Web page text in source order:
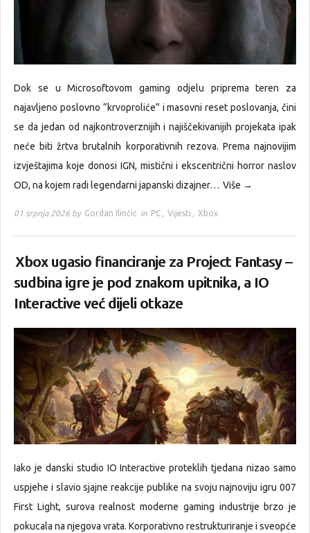
Dok se u Microsoftovom gaming odjelu priprema teren za
najavljeno poslovno “krvoproliće” i masovni reset poslovanja, čini
se da jedan od najkontroverznijih i najiščekivanijih projekata ipak
neće biti žrtva brutalnih korporativnih rezova. Prema najnovijim
izvještajima koje donosi IGN, mistični i ekscentrični horror naslov
OD, na kojem radi legendarni japanski dizajner… Više →
01 srpnja 2026 by Gordan Ilinčić in PC , Vijesti , Xbox
Xbox ugasio financiranje za Project Fantasy –
sudbina igre je pod znakom upitnika, a IO
Interactive već dijeli otkaze
Iako je danski studio IO Interactive proteklih tjedana nizao samo
uspjehe i slavio sjajne reakcije publike na svoju najnoviju igru 007
First Light, surova realnost moderne gaming industrije brzo je
pokucala na njegova vrata. Korporativno restrukturiranje i sveopće